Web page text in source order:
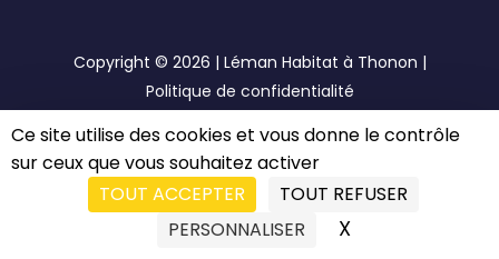
Ce site utilise des cookies et vous donne le contrôle
sur ceux que vous souhaitez activer
TOUT ACCEPTER
TOUT REFUSER
PERSONNALISER
XMASQUER LE
Copyright © 2026 | Léman Habitat à Thonon |
Politique de confidentialité
Mentions légales
Semé avec
par Cocliko Agence de
Communication